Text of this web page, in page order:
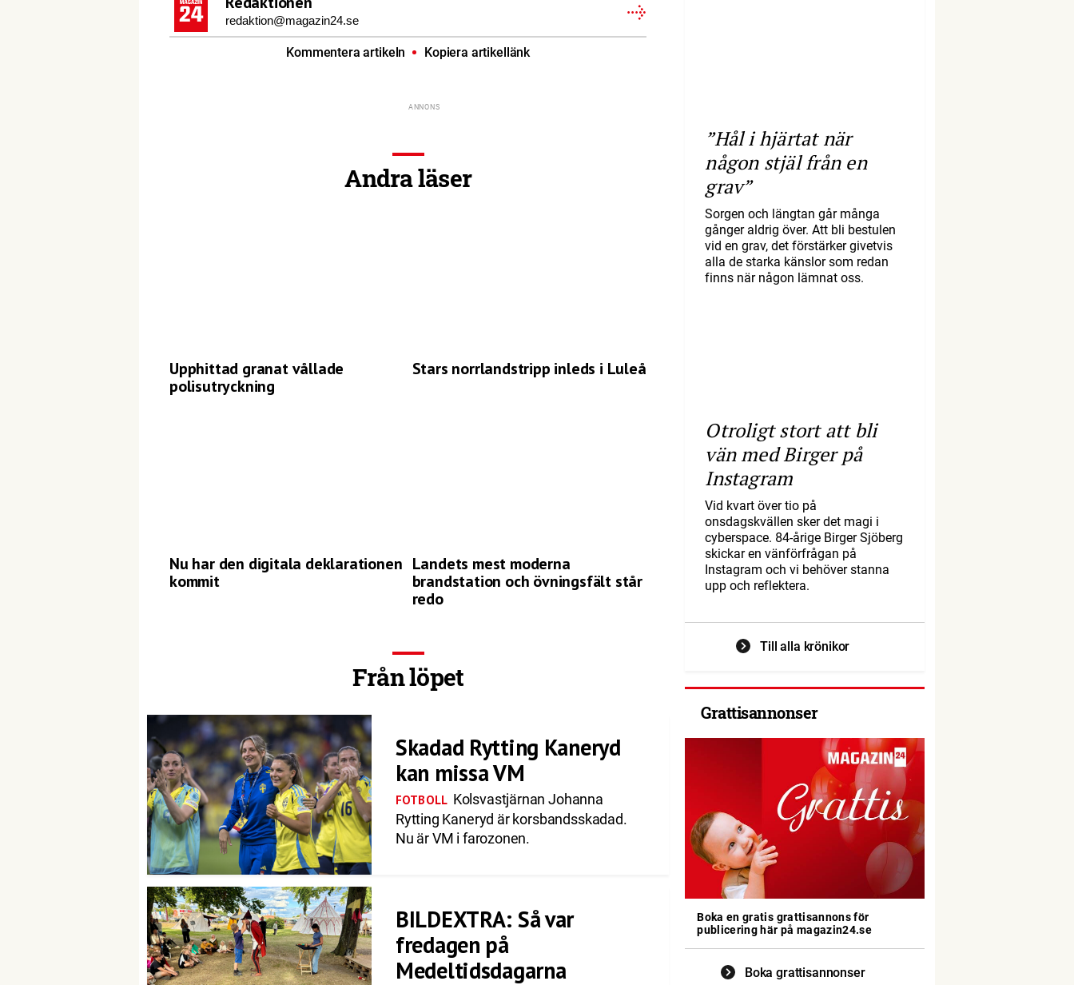
redaktion@magazin24.se
Kommentera artikeln Kopiera artikellänk
Andra läser
Upphittad granat vållade
polisutryckning
Stars norrlandstripp inleds i Luleå
Nu har den digitala deklarationen
kommit
Landets mest moderna
brandstation och övningsfält står
redo
Från löpet
Skadad Rytting Kaneryd
kan missa VM
FOTBOLL Kolsvastjärnan Johanna
Rytting Kaneryd är korsbandsskadad.
Nu är VM i farozonen.
BILDEXTRA: Så var
fredagen på
Medeltidsdagarna
”Hål i hjärtat när
någon stjäl från en
grav”
Sorgen och längtan går många
gånger aldrig över. Att bli bestulen
vid en grav, det förstärker givetvis
alla de starka känslor som redan
finns när någon lämnat oss.
Otroligt stort att bli
vän med Birger på
Instagram
Vid kvart över tio på
onsdagskvällen sker det magi i
cyberspace. 84-årige Birger Sjöberg
skickar en vänförfrågan på
Instagram och vi behöver stanna
upp och reflektera.
Till alla krönikor
Grattisannonser
Boka en gratis grattisannons för
publicering här på magazin24.se
Boka grattisannonser